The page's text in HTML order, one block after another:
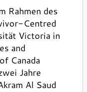
Rahmen des
Centred
Victoria in
and
Canada
Jahre
Al Saud